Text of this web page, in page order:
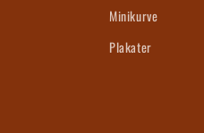
Minikurve
Plakater